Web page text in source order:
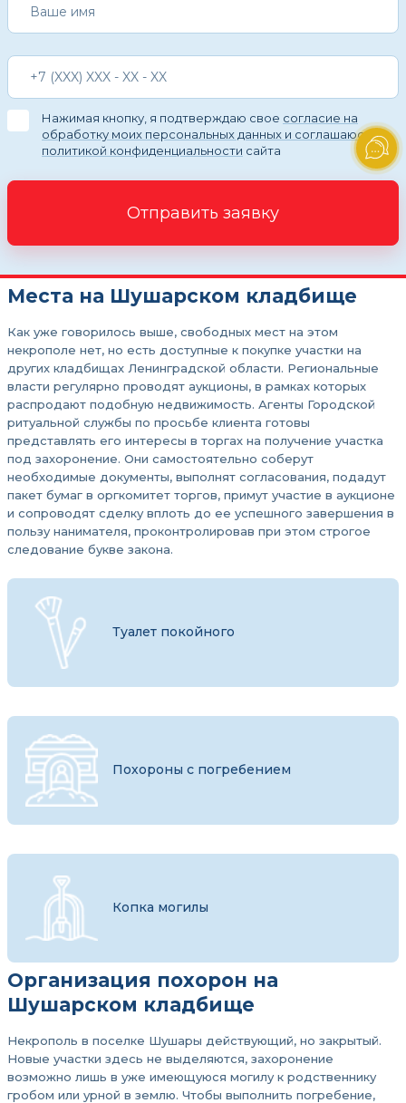
Нажимая кнопку, я подтверждаю свое согласие на
обработку моих персональных данных и соглашаюсь с
политикой конфиденциальности сайта
Отправить заявку
Места на Шушарском кладбище
Как уже говорилось выше, свободных мест на этом
некрополе нет, но есть доступные к покупке участки на
других кладбищах Ленинградской области. Региональные
власти регулярно проводят аукционы, в рамках которых
распродают подобную недвижимость. Агенты Городской
ритуальной службы по просьбе клиента готовы
представлять его интересы в торгах на получение участка
под захоронение. Они самостоятельно соберут
необходимые документы, выполнят согласования, подадут
пакет бумаг в оргкомитет торгов, примут участие в аукционе
и сопроводят сделку вплоть до ее успешного завершения в
пользу нанимателя, проконтролировав при этом строгое
следование букве закона.
Туалет покойного
Похороны с погребением
Копка могилы
Организация похорон на
Шушарском кладбище
Некрополь в поселке Шушары действующий, но закрытый.
Новые участки здесь не выделяются, захоронение
возможно лишь в уже имеющуюся могилу к родственнику
гробом или урной в землю. Чтобы выполнить погребение,